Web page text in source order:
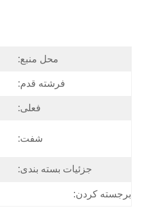
محل منبع:
فرشته قدم:
فعلی:
شفت:
جزئیات بسته بندی:
برجسته کردن: